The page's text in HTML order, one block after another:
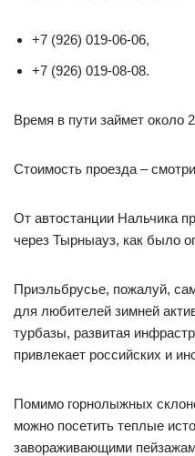
+7 (926) 019-06-06,
+7 (926) 019-08-08.
Время в пути займет около
Стоимость проезда –
От автостанции Нальчика
через Тырныауз, как было
Приэльбрусье, пожалуй,
для любителей зимней
турбазы, развитая
привлекает российских и
Помимо горнолыжных
можно посетить теплые
завораживающими